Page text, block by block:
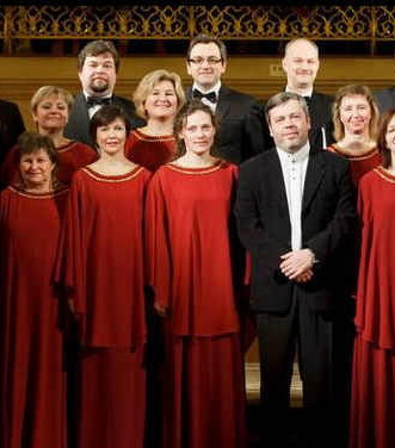
Skip to
main
content